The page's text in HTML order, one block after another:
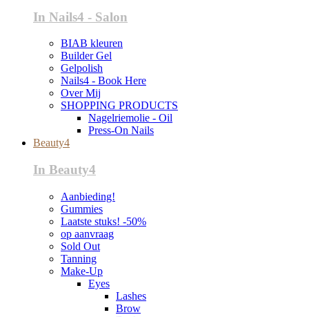
In Nails4 - Salon
BIAB kleuren
Builder Gel
Gelpolish
Nails4 - Book Here
Over Mij
SHOPPING PRODUCTS
Nagelriemolie - Oil
Press-On Nails
Beauty4
In Beauty4
Aanbieding!
Gummies
Laatste stuks! -50%
op aanvraag
Sold Out
Tanning
Make-Up
Eyes
Lashes
Brow